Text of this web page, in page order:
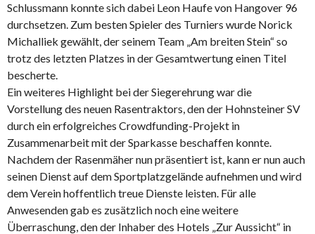
Schlussmann konnte sich dabei Leon Haufe von Hangover 96
durchsetzen. Zum besten Spieler des Turniers wurde Norick
Michalliek gewählt, der seinem Team „Am breiten Stein“ so
trotz des letzten Platzes in der Gesamtwertung einen Titel
bescherte.
Ein weiteres Highlight bei der Siegerehrung war die
Vorstellung des neuen Rasentraktors, den der Hohnsteiner SV
durch ein erfolgreiches Crowdfunding-Projekt in
Zusammenarbeit mit der Sparkasse beschaffen konnte.
Nachdem der Rasenmäher nun präsentiert ist, kann er nun auch
seinen Dienst auf dem Sportplatzgelände aufnehmen und wird
dem Verein hoffentlich treue Dienste leisten. Für alle
Anwesenden gab es zusätzlich noch eine weitere
Überraschung, den der Inhaber des Hotels „Zur Aussicht“ in